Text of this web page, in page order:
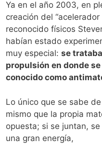
Ya en el año 2003, en
creación del
reconocido físicos
habían estado
muy especial: se
propulsión en donde
conocido como
Lo único que se sabe
mismo que la propia
opuesta; si se juntan,
una gran energía,